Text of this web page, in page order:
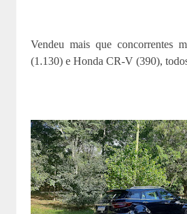
Vendeu mais que concorrentes
(1.130) e Honda CR-V (390),